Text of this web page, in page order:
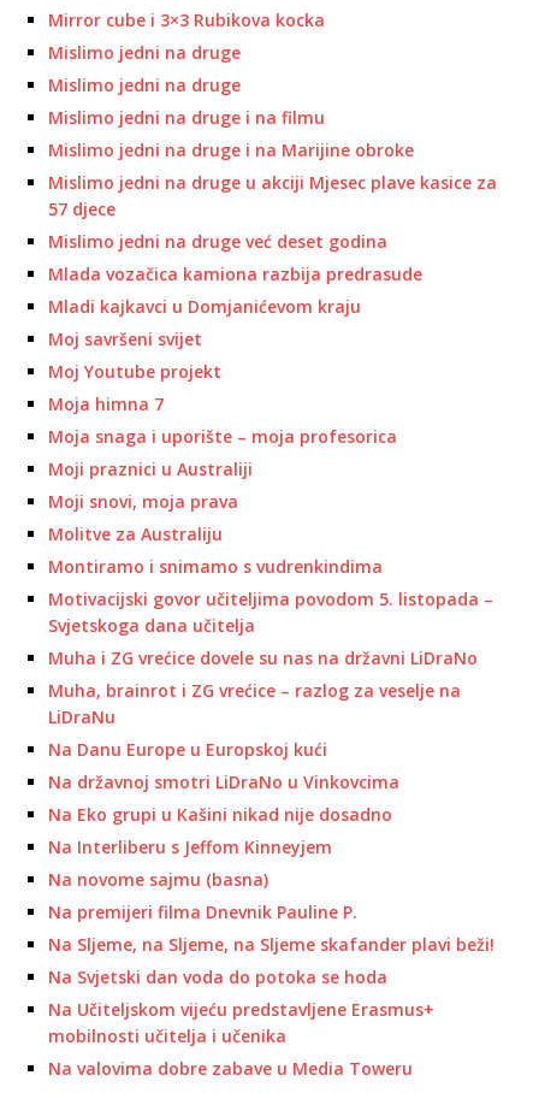
Mirror cube i 3×3 Rubikova kocka
Mislimo jedni na druge
Mislimo jedni na druge
Mislimo jedni na druge i na filmu
Mislimo jedni na druge i na Marijine obroke
Mislimo jedni na druge u akciji Mjesec plave kasice za
57 djece
Mislimo jedni na druge već deset godina
Mlada vozačica kamiona razbija predrasude
Mladi kajkavci u Domjanićevom kraju
Moj savršeni svijet
Moj Youtube projekt
Moja himna 7
Moja snaga i uporište – moja profesorica
Moji praznici u Australiji
Moji snovi, moja prava
Molitve za Australiju
Montiramo i snimamo s vudrenkindima
Motivacijski govor učiteljima povodom 5. listopada –
Svjetskoga dana učitelja
Muha i ZG vrećice dovele su nas na državni LiDraNo
Muha, brainrot i ZG vrećice – razlog za veselje na
LiDraNu
Na Danu Europe u Europskoj kući
Na državnoj smotri LiDraNo u Vinkovcima
Na Eko grupi u Kašini nikad nije dosadno
Na Interliberu s Jeffom Kinneyjem
Na novome sajmu (basna)
Na premijeri filma Dnevnik Pauline P.
Na Sljeme, na Sljeme, na Sljeme skafander plavi beži!
Na Svjetski dan voda do potoka se hoda
Na Učiteljskom vijeću predstavljene Erasmus+
mobilnosti učitelja i učenika
Na valovima dobre zabave u Media Toweru